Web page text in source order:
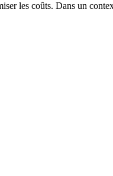
les coûts. Dans un